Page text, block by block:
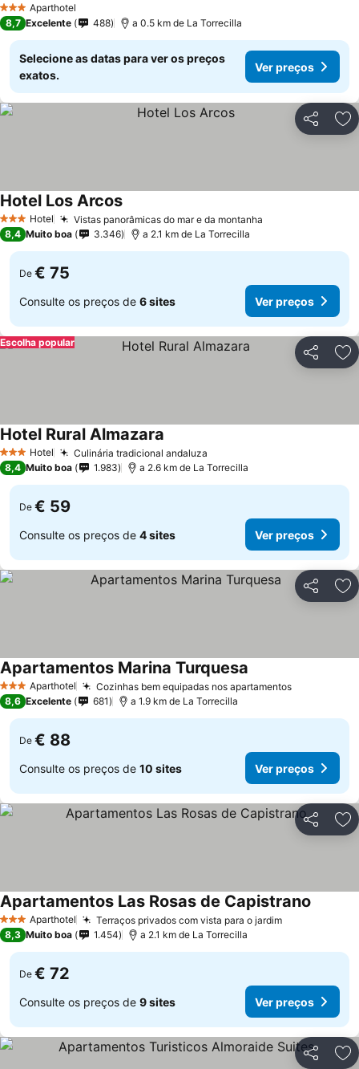
3 EstrelasAparthotel
8,7 Excelente 488 a 0.5 km de La Torrecilla
Selecione as datas para ver os preços
exatos.
Ver preços
Partilhar
3 EstrelasHotel Vistas panorâmicas do mar e da montanha
Hotel Los Arcos
8,4 Muito boa 3.346 a 2.1 km de La Torrecilla
De € 75
Consulte os preços de 6 sites Ver preços
Partilhar
Escolha popular
3 EstrelasHotel Culinária tradicional andaluza
Hotel Rural Almazara
8,4 Muito boa 1.983 a 2.6 km de La Torrecilla
De € 59
Consulte os preços de 4 sites Ver preços
Partilhar
3 EstrelasAparthotel Cozinhas bem equipadas nos apartamentos
Apartamentos Marina Turquesa
8,6 Excelente 681 a 1.9 km de La Torrecilla
De € 88
Consulte os preços de 10 sites Ver preços
Partilhar
3 EstrelasAparthotel Terraços privados com vista para o jardim
Apartamentos Las Rosas de Capistrano
8,3 Muito boa 1.454 a 2.1 km de La Torrecilla
De € 72
Consulte os preços de 9 sites Ver preços
Partilhar